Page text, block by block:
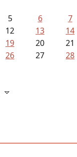
5 6 7
12 13 14
19 20 21
26 27 28